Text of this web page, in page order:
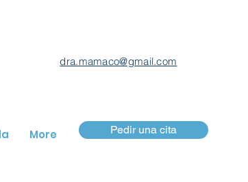
dra.mamaco@gmail.com
More Pedir una cita